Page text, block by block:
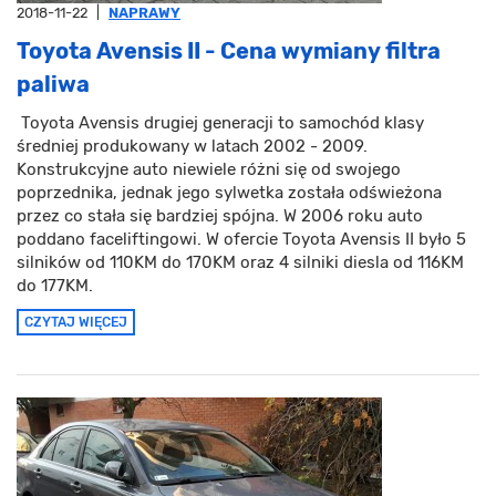
2018-11-22 NAPRAWY
Toyota Avensis II - Cena wymiany filtra
paliwa
Toyota Avensis drugiej generacji to samochód klasy
średniej produkowany w latach 2002 - 2009.
Konstrukcyjne auto niewiele różni się od swojego
poprzednika, jednak jego sylwetka została odświeżona
przez co stała się bardziej spójna. W 2006 roku auto
poddano faceliftingowi. W ofercie Toyota Avensis II było 5
silników od 110KM do 170KM oraz 4 silniki diesla od 116KM
do 177KM.
CZYTAJ WIĘCEJ